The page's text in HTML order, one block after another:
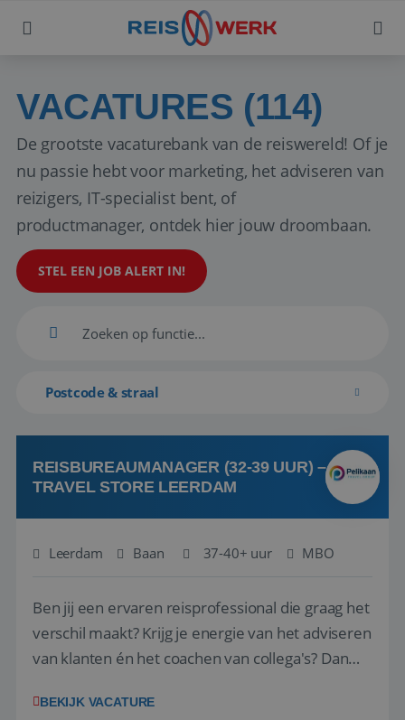
VACATURES (114)
De grootste vacaturebank van de reiswereld! Of je
nu passie hebt voor marketing, het adviseren van
reizigers, IT-specialist bent, of
productmanager, ontdek hier jouw droombaan.
STEL EEN JOB ALERT IN!
Postcode & straal
REISBUREAUMANAGER (32-39 UUR) –
TRAVEL STORE LEERDAM
Leerdam Baan 37-40+ uur MBO
Ben jij een ervaren reisprofessional die graag het
verschil maakt? Krijg je energie van het adviseren
van klanten én het coachen van collega's? Dan
(onderdeel van Pelikaan Travel Group) zoeken
BEKIJK VACATURE